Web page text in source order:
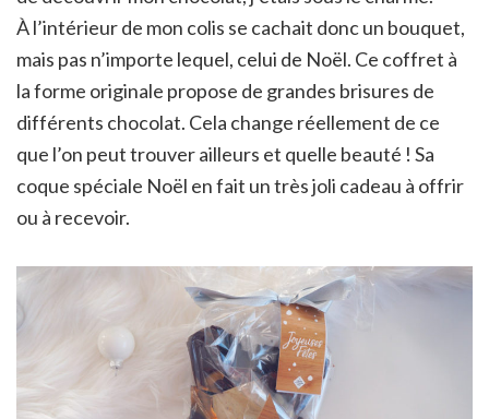
À l’intérieur de mon colis se cachait donc un bouquet,
mais pas n’importe lequel, celui de Noël. Ce coffret à
la forme originale propose de grandes brisures de
différents chocolat. Cela change réellement de ce
que l’on peut trouver ailleurs et quelle beauté ! Sa
coque spéciale Noël en fait un très joli cadeau à offrir
ou à recevoir.